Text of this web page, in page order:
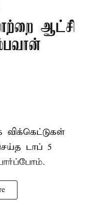
ஆட்சி
விக்கெட்டுகள்
டாப் 5